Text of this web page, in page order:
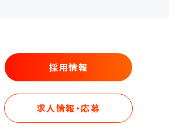
採用情報
求人情報・応募